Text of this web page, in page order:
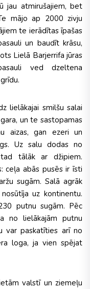
jau atmirušajiem, bet
mājo ap 2000 zivju
te ierādītas īpašas
un baudīt krāsu,
Lielā Barjerrifa jūras
ved dzeltena
lielākajai smilšu salai
un te sastopamas
aizas, gan ezeri un
Uz salu dodas no
tālāk ar džipiem.
ceļa abās pusēs ir īsti
sugām. Salā agrāk
uz kontinentu.
putnu sugām. Pēc
no lielākajām putnu
var paskatīties arī no
loga, ja vien spējat
valstī un ziemeļu